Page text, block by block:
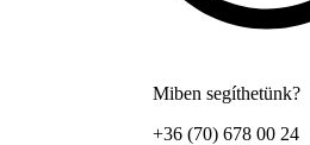
Miben segíthetünk?
+36 (70) 678 00 24